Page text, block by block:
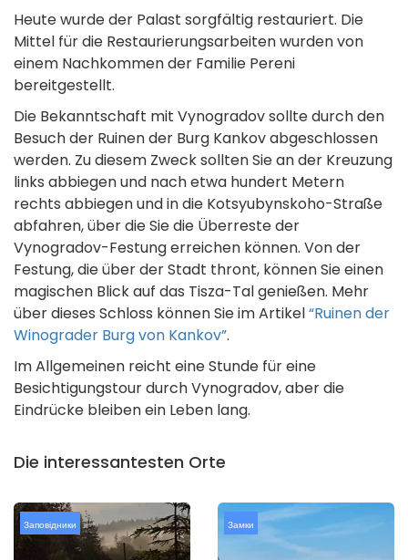
Heute wurde der Palast sorgfältig restauriert. Die
Mittel für die Restaurierungsarbeiten wurden von
einem Nachkommen der Familie Pereni
bereitgestellt.
Die Bekanntschaft mit Vynogradov sollte durch den
Besuch der Ruinen der Burg Kankov abgeschlossen
werden. Zu diesem Zweck sollten Sie an der Kreuzung
links abbiegen und nach etwa hundert Metern
rechts abbiegen und in die Kotsyubynskoho-Straße
abfahren, über die Sie die Überreste der
Vynogradov-Festung erreichen können. Von der
Festung, die über der Stadt thront, können Sie einen
magischen Blick auf das Tisza-Tal genießen. Mehr
über dieses Schloss können Sie im Artikel“Ruinen der
Winograder Burg von Kankov”.
Im Allgemeinen reicht eine Stunde für eine
Besichtigungstour durch Vynogradov, aber die
Eindrücke bleiben ein Leben lang.
Die interessantesten Orte
Заповідники Замки